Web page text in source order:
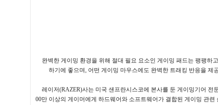
완벽한 게이밍 환경을 위해 절대 필요 요소인 게이밍 패드는 팽팽하
하기에 좋으며, 어떤 게이밍 마우스에도 완벽한 트래킹 반응을 제
레이저(RAZER)사는 미국 샌프란시스코에 본사를 둔 게이밍기어 전
00만 이상의 게이머에게 하드웨어와 소프트웨어가 결합된 게이밍 관련